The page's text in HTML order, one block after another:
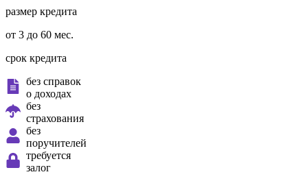
размер кредита
от 3 до 60 мес.
срок кредита
без справок
о доходах
без
страхования
без
поручителей
требуется
залог